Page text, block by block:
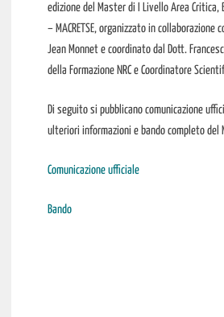
edizione del Master di I Livello Area Critica,
– MACRETSE, organizzato in collaborazione
Jean Monnet e coordinato dal Dott.
della Formazione NRC e Coordinatore
Di seguito si pubblicano comunicazione
ulteriori informazioni e bando completo del
Comunicazione ufficiale
Bando